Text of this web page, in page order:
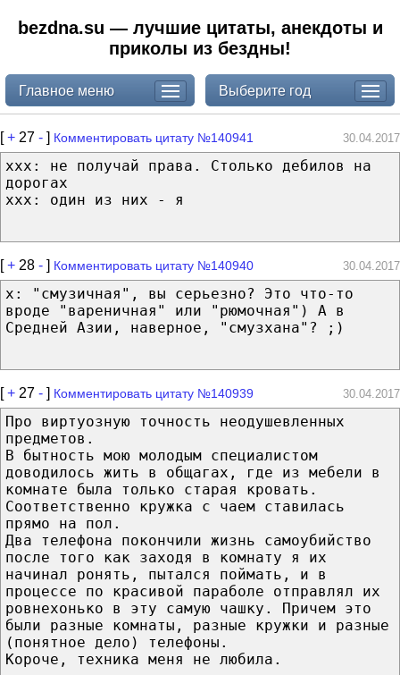
bezdna.su — лучшие цитаты, анекдоты и
приколы из бездны!
Главное меню Выберите год
[+ 27 - ] Комментировать цитату №140941 30.04.2017
ххх: не получай права. Столько дебилов на
дорогах
ххх: один из них - я
[+ 28 - ] Комментировать цитату №140940 30.04.2017
x: "смузичная", вы серьезно? Это что-то
вроде "вареничная" или "рюмочная") А в
Средней Азии, наверное, "смузхана"? ;)
[+ 27 - ] Комментировать цитату №140939 30.04.2017
Про виртуозную точность неодушевленных
предметов.
В бытность мою молодым специалистом
доводилось жить в общагах, где из мебели в
комнате была только старая кровать.
Соответственно кружка с чаем ставилась
прямо на пол.
Два телефона покончили жизнь самоубийство
после того как заходя в комнату я их
начинал ронять, пытался поймать, и в
процессе по красивой параболе отправлял их
ровнехонько в эту самую чашку. Причем это
были разные комнаты, разные кружки и разные
(понятное дело) телефоны.
Короче, техника меня не любила.